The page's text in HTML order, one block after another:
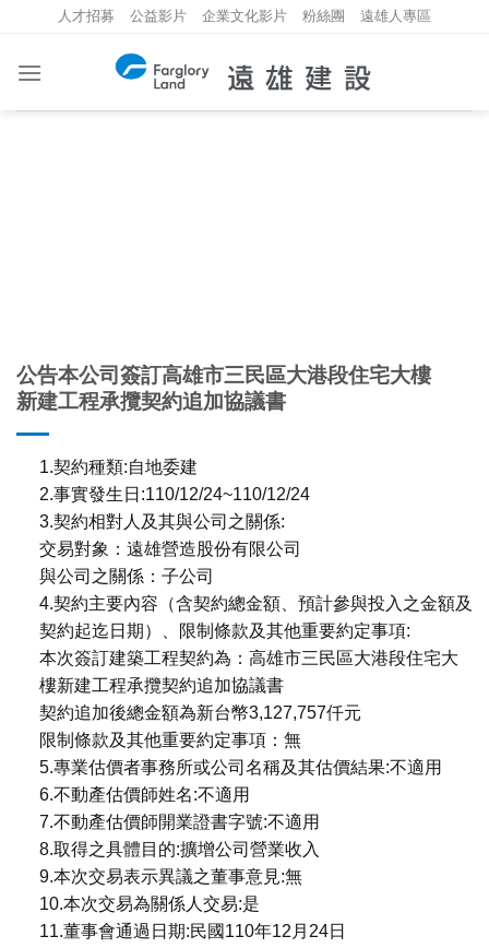
content
人才招募 公益影片 企業文化影片 粉絲團 遠雄人專區
公告本公司簽訂高雄市三民區大港段住宅大樓
新建工程承攬契約追加協議書
1.契約種類:自地委建
2.事實發生日:110/12/24~110/12/24
3.契約相對人及其與公司之關係:
交易對象：遠雄營造股份有限公司
與公司之關係：子公司
4.契約主要內容（含契約總金額、預計參與投入之金額及
契約起迄日期）、限制條款及其他重要約定事項:
本次簽訂建築工程契約為：高雄市三民區大港段住宅大
樓新建工程承攬契約追加協議書
契約追加後總金額為新台幣3,127,757仟元
限制條款及其他重要約定事項：無
5.專業估價者事務所或公司名稱及其估價結果:不適用
6.不動產估價師姓名:不適用
7.不動產估價師開業證書字號:不適用
8.取得之具體目的:擴增公司營業收入
9.本次交易表示異議之董事意見:無
10.本次交易為關係人交易:是
11.董事會通過日期:民國110年12月24日